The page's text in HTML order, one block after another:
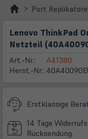
Port
Lenovo ThinkPad
Netzteil
Art.-Nr.:
Herst.-Nr.:
A41380
Erstklassige
14 Tage
Rücksendung.